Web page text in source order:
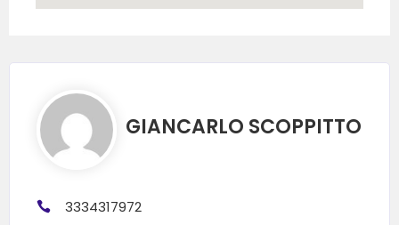
GIANCARLO SCOPPITTO
3334317972